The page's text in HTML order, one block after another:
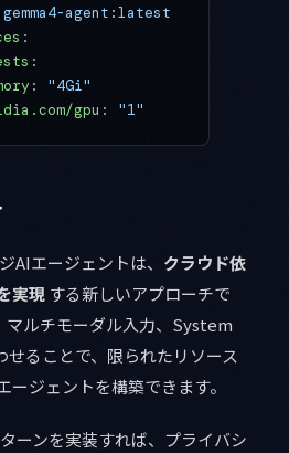
gemma4-agent:latest
:
:
: "4Gi"
gpu
: "1"
AIエージェントは、 クラウド依
実現 する新しいアプローチで
ルチモーダル入力、System
ることで、限られたリソース
ージェントを構築できます。
ーンを実装すれば、プライバシ